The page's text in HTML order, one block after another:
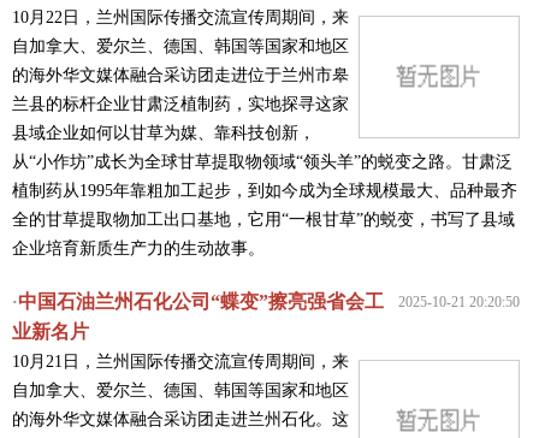
10月22日，兰州国际传播交流宣传周期间，来
自加拿大、爱尔兰、德国、韩国等国家和地区
的海外华文媒体融合采访团走进位于兰州市皋
兰县的标杆企业甘肃泛植制药，实地探寻这家
县域企业如何以甘草为媒、靠科技创新，
从“小作坊”成长为全球甘草提取物领域“领头羊”的蜕变之路。甘肃泛
植制药从1995年靠粗加工起步，到如今成为全球规模最大、品种最齐
全的甘草提取物加工出口基地，它用“一根甘草”的蜕变，书写了县域
企业培育新质生产力的生动故事。
2025-10-21 20:20:50
·中国石油兰州石化公司“蝶变”擦亮强省会工
业新名片
10月21日，兰州国际传播交流宣传周期间，来
自加拿大、爱尔兰、德国、韩国等国家和地区
的海外华文媒体融合采访团走进兰州石化。这